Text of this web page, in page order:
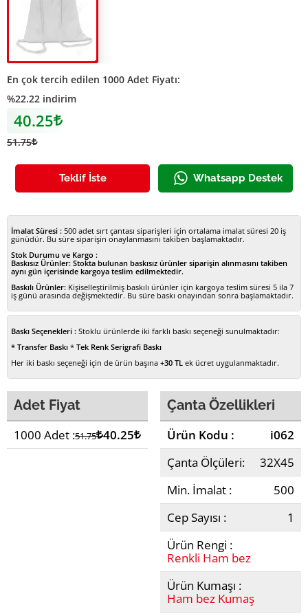
İpli Büzgülü Ham bez Çanta
En çok tercih edilen 1000 Adet Fiyatı:
%22.22 indirim
40.25
51.75 Lira
Teklif İste Whatsapp Destek
İmalat Süresi : 500 adet sırt çantası siparişleri için ortalama imalat süresi 20 iş
günüdür. Bu süre siparişin onaylanmasını takiben başlamaktadır.
Stok Durumu ve Kargo :
Baskısız Ürünler: Stokta bulunan baskısız ürünler siparişin alınmasını takiben
aynı gün içerisinde kargoya teslim edilmektedir.
Baskılı Ürünler: Kişiselleştirilmiş baskılı ürünler için kargoya teslim süresi 5 ila 7
iş günü arasında değişmektedir. Bu süre baskı onayından sonra başlamaktadır.
Baskı Seçenekleri : Stoklu ürünlerde iki farklı baskı seçeneği sunulmaktadır:
* Transfer Baskı * Tek Renk Serigrafi Baskı
Her iki baskı seçeneği için de ürün başına +30 TL ek ücret uygulanmaktadır.
Adet Fiyat
1000 Adet :51.75 Lira
40.25
Çanta Özellikleri
Ürün Kodu :
i062
Çanta Ölçüleri:
32X45
Min. İmalat :
500
Cep Sayısı :
1
Ürün Rengi :
Renkli Ham bez
Ürün Kumaşı :
Ham bez Kumaş